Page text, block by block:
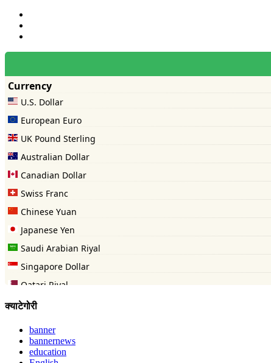
क्याटेगोरी
banner
bannernews
education